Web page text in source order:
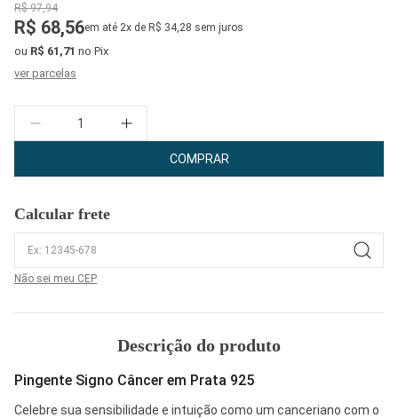
R$ 97,94
R$ 68,56em até 2x de R$ 34,28 sem juros
ou R$ 61,71 no Pix
ver parcelas
Quantidade
COMPRAR
Calcular frete
Não sei meu CEP
Descrição do produto
Pingente Signo Câncer em Prata 925
Celebre sua sensibilidade e intuição como um canceriano com o